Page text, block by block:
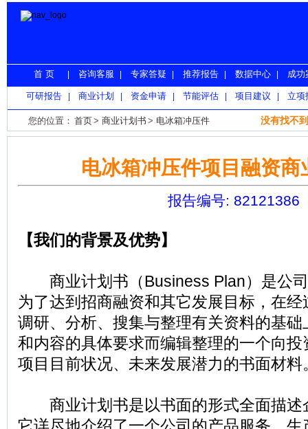
首 页 咨询客服 专家答疑 推荐报告 数据中心 成功
可研报告 商业计划 资金申请 节能评估 项目建议 立项
您的位置： 首页> 商业计划书 > 电冰箱冲压件 没有找不
电冰箱冲压件项目融资商
报告编号: 82121386
【我们的背景及优势】
商业计划书（Business Plan）是公司
为了达到招商融资和其它发展目标，在
调研、分析、搜集与整理有关资料的基
和内容的具体要求而编辑整理的一个向
项目目前状况、未来发展潜力的书面材料
商业计划书是以书面的形式全面描述